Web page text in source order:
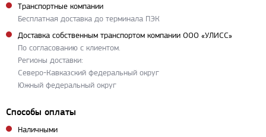
Транспортные компании
Бесплатная доставка до терминала ПЭК
Доставка собственным транспортом компании ООО «УЛИСС»
По согласованию с клиентом.
Регионы доставки:
Северо-Кавказский федеральный округ
Южный федеральный округ
Способы оплаты
Наличными